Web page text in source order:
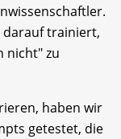
darauf trainiert,
nicht" zu
haben wir
getestet, die